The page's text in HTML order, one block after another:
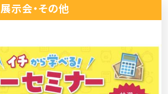
展示会・その他